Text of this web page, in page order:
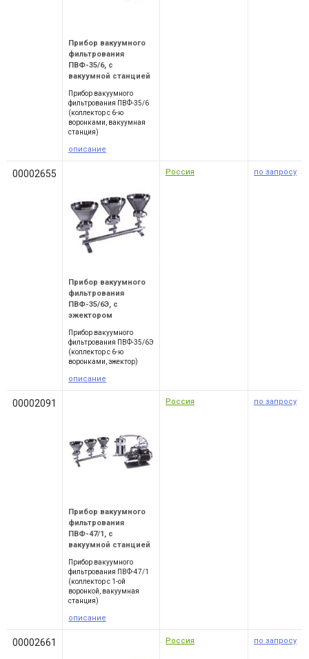
Прибор вакуумного
фильтрования
ПВФ-35/6, с
вакуумной станцией
Прибор вакуумного
фильтрования ПВФ-35/6
(коллектор с 6-ю
воронками, вакуумная
станция)
описание
00002655
Прибор вакуумного
фильтрования
ПВФ-35/6Э, с
эжектором
Прибор вакуумного
фильтрования ПВФ-35/6Э
(коллектор с 6-ю
воронками, эжектор)
описание
Россия по запросу
00002091
Прибор вакуумного
фильтрования
ПВФ-47/1, с
вакуумной станцией
Прибор вакуумного
фильтрования ПВФ-47/1
(коллектор с 1-ой
воронкой, вакуумная
станция)
описание
Россия по запросу
00002661 Россия по запросу